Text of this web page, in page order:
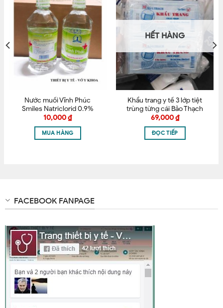
điều dưỡng….
HÌNH THẬT HÀNG THẬT – CAM KẾT BÁN HÀNG CHÍNH
HÃNG
Tên*
Email*
Lưu tên của tôi, email, và trang web trong trình
duyệt này cho lần bình luận kế tiếp của tôi.
Nước muối Vĩnh Phúc
Smiles Natriclorid 0.9%
500ml
10,000₫
MUA HÀNG
HẾT HÀNG
Khẩu trang y tế 3 lớp tiệt
trùng từng cái Bảo Thạch
69,000₫
ĐỌC TIẾP
FACEBOOK FANPAGE